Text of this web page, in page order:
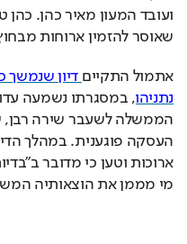
שאוסר להזמין ארוחות
אתמול התקיים
נתניהו
מי מממן את הוצאותיה